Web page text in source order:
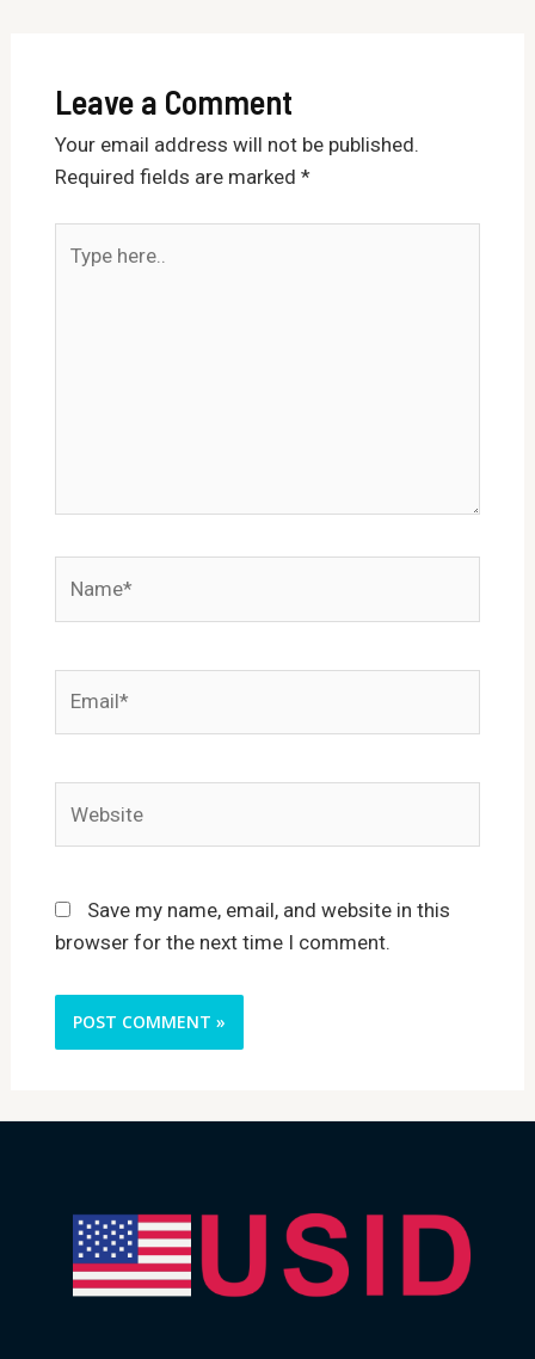
Leave a Comment
Your email address will not be published.
Required fields are marked *
here..
Save my name, email, and website in this
browser for the next time I comment.